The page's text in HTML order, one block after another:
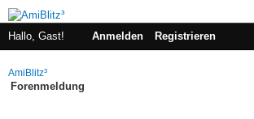
Hallo, Gast! Anmelden Registrieren
AmiBlitz³
Forenmeldung